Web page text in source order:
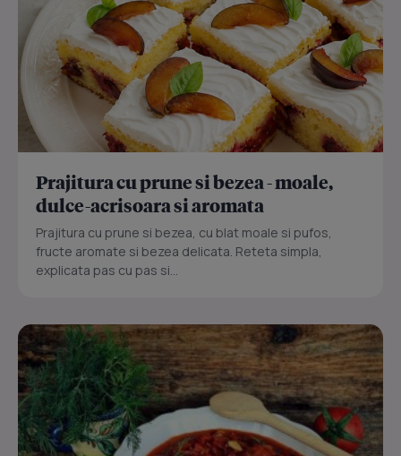
Prajitura cu prune si bezea - moale,
dulce-acrisoara si aromata
Prajitura cu prune si bezea, cu blat moale si pufos,
fructe aromate si bezea delicata. Reteta simpla,
explicata pas cu pas si...